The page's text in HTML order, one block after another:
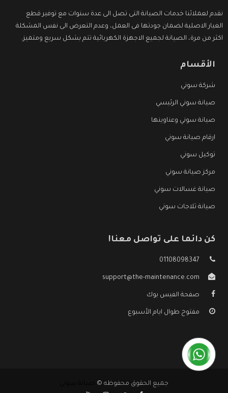
نقدم لعملائنا خدمات الصيانة التى تصل الى عدة سنوات مع توفير قطع
الغيار الاصلية لضمان جودتها فى العمل، وعدم التعرض الى نفس المشكلة
اكثر من مرة، الصيانة لجميع الاجهزة الكهربائية تتم بشكل سريع ومتميز.
الأقسام
شركة سوني
صيانة سوني الرئيسي
صيانة سوني وعناوينها
ارقام صيانة سوني
توكيل سوني
مركز صيانة سوني
صيانة غسالات سوني
صيانة ثلاجات سوني
كن دائما على تواصل معنا!
01108098347
support@the-maintenance.com
صفحة الفيس بوك
مفتوح طوال ايام الأسبوع
جميع الحقوق محفوظه ©